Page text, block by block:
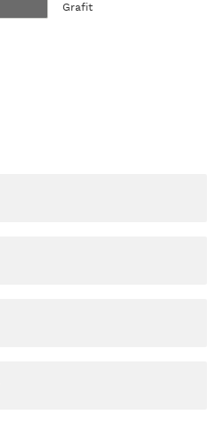
Grafit